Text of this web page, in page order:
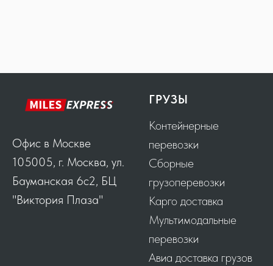
Офис в Москве
105005, г. Москва, ул.
Бауманская 6с2, БЦ
"Виктория Плаза"
ГРУЗЫ
Контейнерные
перевозки
Сборные
грузоперевозки
Карго доставка
Мультимодальные
перевозки
Авиа доставка грузов